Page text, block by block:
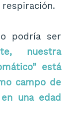
podría ser
nuestra
está
campo de
una edad